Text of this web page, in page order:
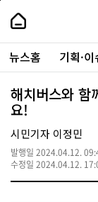
본
로
가
내
손
안
에
서
울
-
서
울
시
대
표
소
통
포
주
요
서
뉴스홈 기획·
해치버스와 함
요!
시민기자 이정민
발행일 2024.04.12.
수정일 2024.04.12.
페
상
단
로